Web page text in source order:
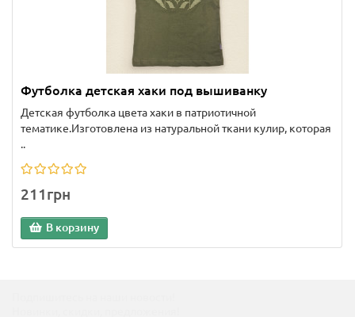
Футболка детская хаки под вышиванку
Детская футболка цвета хаки в патриотичной
тематике.Изготовлена из натуральной ткани кулир, которая
..
211грн
В корзину